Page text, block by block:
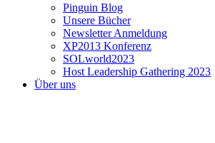
Pinguin Blog
Unsere Bücher
Newsletter Anmeldung
XP2013 Konferenz
SOLworld2023
Host Leadership Gathering 2023
Über uns